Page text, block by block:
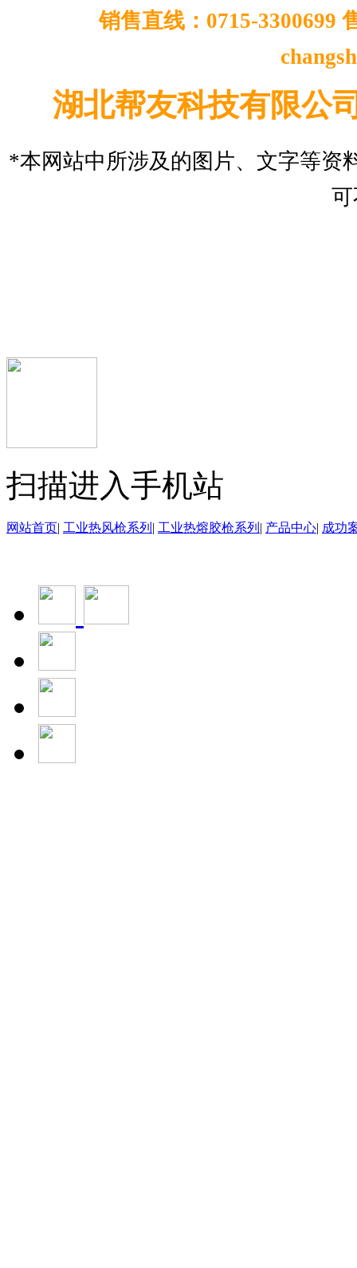
销售直线：0715-3300699
湖北帮友科技有限公
*本网站中所涉及的图片、文字等资
扫描进入手机站
网站首页| 工业热风枪系列 | 工业热熔胶枪系列 | 产品中心| 成功